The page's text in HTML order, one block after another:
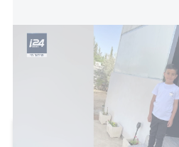
מסכסוך בין משפחות בתל שבע, במשטרה
0 תגובות